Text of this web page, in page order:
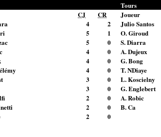
Tours
CJ
CR
4
2
5
1
5
0
4
0
4
0
4
0
3
0
3
0
2
0
2
0
2 0
Joueur
Julio Santos
O. Giroud
S. Diarra
A. Dujeux
G. Bong
T. NDiaye
L. Koscielny
G. Englebert
A. Robic
B. Ca